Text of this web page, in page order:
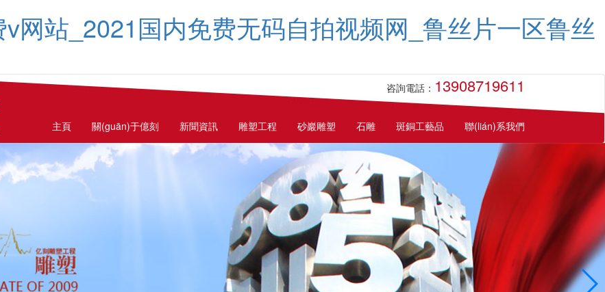
网站_2021国内免费无码自拍视频网_鲁丝片一区鲁丝
咨詢電話： 13908719611
主頁 關(guān)于億刻 新聞資訊 雕塑工程 砂巖雕塑 石雕 斑銅工藝品 聯(lián)系我們